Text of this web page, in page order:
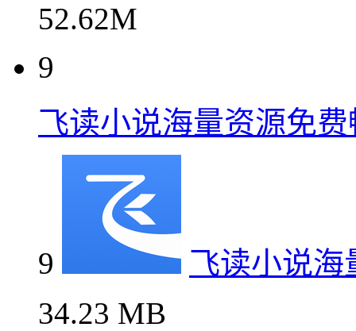
52.62M
9
飞读小说海量资源免费
9
飞读小说海
34.23 MB